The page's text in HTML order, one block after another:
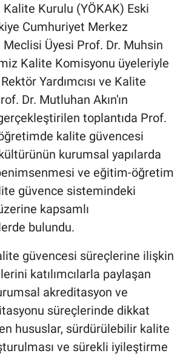
Kurulu (YÖKAK) Eski
Cumhuriyet Merkez
Meclisi Üyesi Prof. Dr. Muhsin
Kalite Komisyonu üyeleriyle
Yardımcısı ve Kalite
Dr. Mutluhan Akın'ın
toplantıda Prof.
kalite güvencesi
kurumsal yapılarda
ve eğitim-öğretim
güvence sistemindeki
kapsamlı
bulundu.
güvencesi süreçlerine ilişkin
katılımcılarla paylaşan
akreditasyon ve
süreçlerinde dikkat
hususlar, sürdürülebilir kalite
ve sürekli iyileştirme